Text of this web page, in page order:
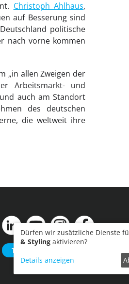
Christoph Ahlhaus,
auf Besserung sind
politische
nach vorne kommen
„in allen Zweigen der
Arbeitsmarkt- und
auch am Standort
des deutschen
die weltweit ihre
Termin einreichen
Dürfen wir zusätzliche Dienste
& Styling aktivieren?
Details anzeigen